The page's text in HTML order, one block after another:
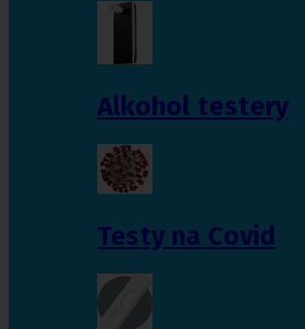
Alkohol testery
Testy na Covid